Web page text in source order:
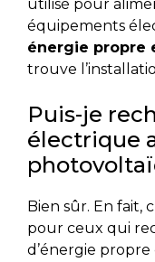
utilisé pour
équipements
énergie propre
trouve
Puis-je
électrique
Bien sûr. En fait,
pour ceux qui
d’énergie